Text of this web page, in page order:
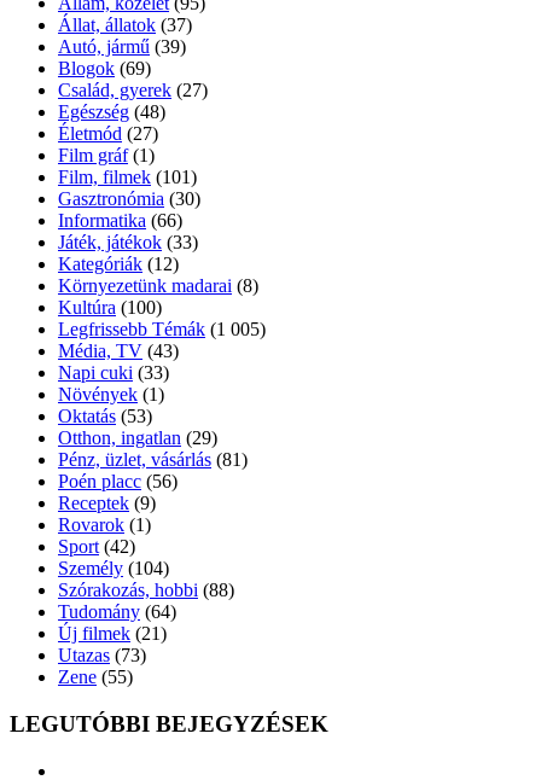
Állat, állatok (37)
Autó, jármű (39)
Blogok (69)
Család, gyerek (27)
Egészség (48)
Életmód (27)
Film gráf(1)
Film, filmek (101)
Gasztronómia (30)
Informatika (66)
Játék, játékok (33)
Kategóriák (12)
Környezetünk madarai (8)
Kultúra (100)
Legfrissebb Témák (1 005)
Média, TV (43)
Napi cuki (33)
Növények (1)
Oktatás (53)
Otthon, ingatlan (29)
Pénz, üzlet, vásárlás (81)
Poén placc (56)
Receptek (9)
Rovarok (1)
Sport (42)
Személy (104)
Szórakozás, hobbi (88)
Tudomány (64)
Új filmek (21)
Utazas (73)
Zene (55)
LEGUTÓBBI BEJEGYZÉSEK